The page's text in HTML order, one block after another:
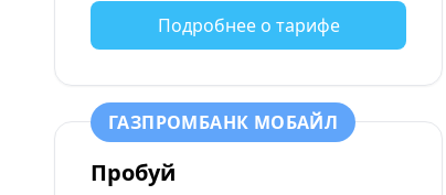
Подробнее о тарифе
ГАЗПРОМБАНК МОБАЙЛ
Пробуй